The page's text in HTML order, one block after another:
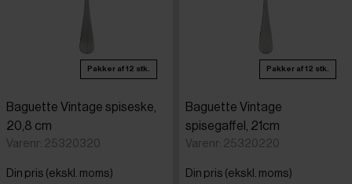
Pakker af 12 stk.
Baguette Vintage spiseske,
20,8 cm
Varenr: 25320320
Din pris (ekskl. moms)
Pakker af 12 stk.
Baguette Vintage
spisegaffel, 21cm
Varenr: 25320220
Din pris (ekskl. moms)